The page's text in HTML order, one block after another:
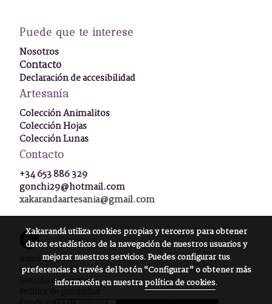
Puede que te interese
Nosotros
Contacto
Declaración de accesibilidad
Artesanía
Colección Animalitos
Colección Hojas
Colección Lunas
Contacto
+34 653 886 329
gonchi29@hotmail.com
xakarandaartesania@gmail.com
Aviso legal
Política de cookies
Gestión de cookies
Xakarandáutiliza cookies propias y terceros para obtener
datos estadísticos de la navegación de nuestros usuarios y
mejorar nuestros servicios. Puedes configurar tus
preferencias a través del botón “Configurar” o obtener más
información en nuestrapolítica de cookies.